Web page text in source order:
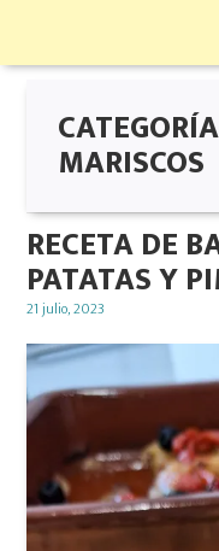
MARISCOS
RECETA DE
PATATAS Y
Posted
21 julio, 2023